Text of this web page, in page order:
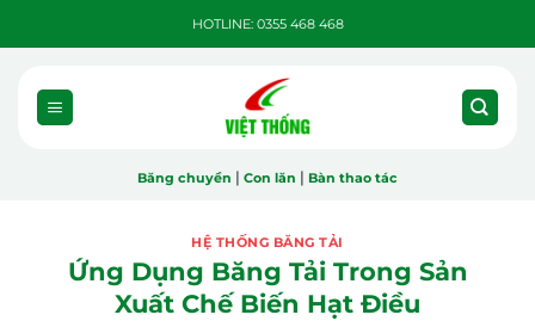
dung
HOTLINE: 0355 468 468
Băng chuyền | Con lăn | Bàn thao tác
HỆ THỐNG BĂNG TẢI
Ứng Dụng Băng Tải Trong Sản
Xuất Chế Biến Hạt Điều